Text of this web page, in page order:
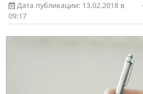
Дата публикации: 13.02.2018 в
09:17